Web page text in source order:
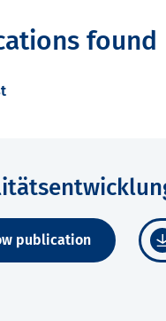
found
publication